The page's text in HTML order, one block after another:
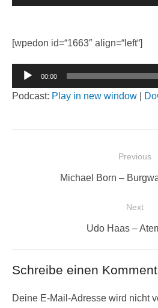
Player
[wpedon id=“1663″ align=“left“]
Audio-
Player
00:00
Podcast: Play in new window
BeitragsnavigationPrevious
Previous
Michael Born –
Next
Next
Udo Haas –
Schreibe einen
Deine E-Mail-Adresse wird nicht